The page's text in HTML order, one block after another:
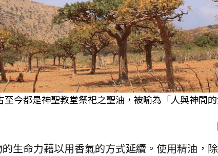
今都是神聖教堂祭祀之聖油，被喻為「人與神間
生命力藉以用香氣的方式延續。使用精油，